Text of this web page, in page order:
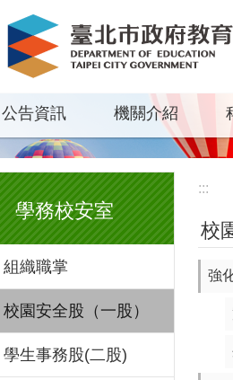
公告資訊 機關介紹
學務校安室
組織職掌
校園安全股（一股）
學生事務股(二股)
:::
校
強